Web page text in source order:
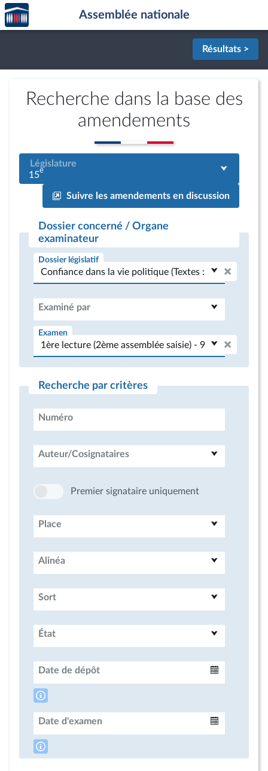
Aller au contenu
Aller en bas de la page
Accèder
à la
page
Assemblée nationale
Résultats >
Recherche dans la base des
amendements
Législature
15e
Suivre les amendements en discussion
Dossier concerné / Organe
examinateur
Dossier législatif
Examiné par
Examen
Recherche par critères
Numéro
Auteur/Cosignataires
Premier signataire uniquement
Place
Alinéa
Sort
État
Date de dépôt
Date d'examen